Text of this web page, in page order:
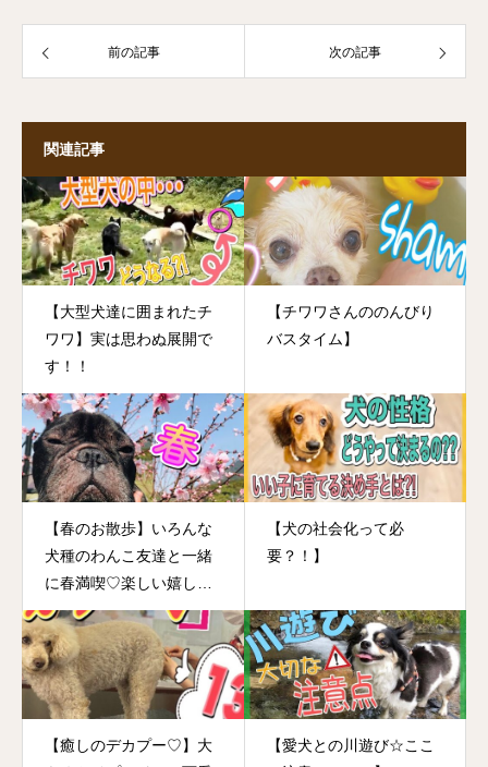
前の記事 次の記事
関連記事
【大型犬達に囲まれたチ
ワワ】実は思わぬ展開で
す！！
【チワワさんののんびり
バスタイム】
【春のお散歩】いろんな
犬種のわんこ友達と一緒
に春満喫♡楽しい嬉しい
小春日和の1日♬
【犬の社会化って必
要？！】
【癒しのデカプー♡】大
【愛犬との川遊び☆ここ